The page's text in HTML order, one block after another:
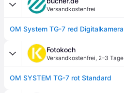
Versandkostenfrei
Fotokoch
Versandkostenfrei, 2–3 Tage
OM SYSTEM TG-7 rot Standard